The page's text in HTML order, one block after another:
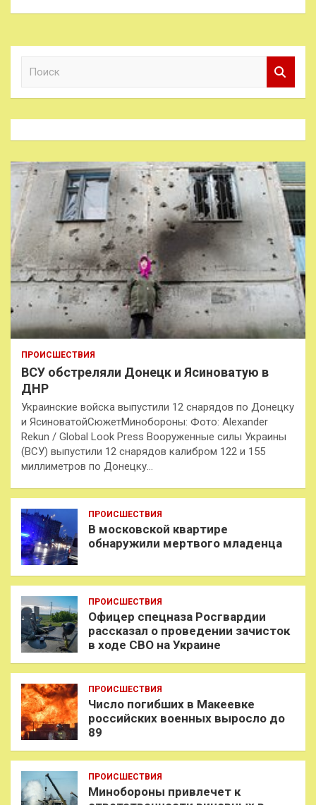
к
ПРОИСШЕСТВИЯ
ВСУ обстреляли Донецк и Ясиноватую в
ДНР
Украинские войска выпустили 12 снарядов по Донецку
и ЯсиноватойСюжетМинобороны: Фото: Alexander
Rekun / Global Look Press Вооруженные силы Украины
(ВСУ) выпустили 12 снарядов калибром 122 и 155
миллиметров по Донецку…
ПРОИСШЕСТВИЯ
В московской квартире
обнаружили мертвого младенца
ПРОИСШЕСТВИЯ
Офицер спецназа Росгвардии
рассказал о проведении зачисток
в ходе СВО на Украине
ПРОИСШЕСТВИЯ
Число погибших в Макеевке
российских военных выросло до
89
ПРОИСШЕСТВИЯ
Минобороны привлечет к